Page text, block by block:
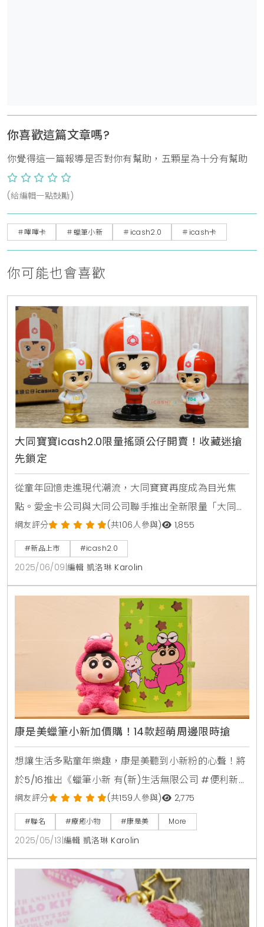
你喜歡這篇文章嗎?
你覺得這一篇報導是否對你有幫助，五顆星為十分有幫助
(給編輯一點鼓勵)
＃嗶嗶卡 ＃蠟筆小新 ＃icash2.0 ＃icash卡
你可能也會喜歡
大同寶寶icash2.0限量搖頭公仔開賣！收藏迷搶
先鎖定
從童年回憶走進現代潮流，大同寶寶再度成為目光焦
點。愛金卡公司與大同公司聯手推出全新限量「大同寶
寶搖頭公仔icash2.0」，承襲歷代icash2.0的高人氣與
收藏價值，這次更融入搖頭公仔設計，不只讓人憶起經
典紅白配色與招牌笑容，更讓整體氛圍多了幾分療癒
感。公仔頭部設計可隨碰搖動，搭配圓圓大眼與呆萌表
情，營造如同點頭打招呼般的親切互動，無論是放置辦
公桌上或是作為居家裝飾品，都是一款兼具實用性與情
網友評分 (共106人參與) 1,855
#新品上市 #icash2.0
2025/06/09 編輯 凱洛琳 Karolin
康是美蠟筆小新加價購！14款超萌周邊限時搶
想讓生活多點童年樂趣，康是美聽到小新粉的心聲！將
於5/16推出《蠟筆小新 有(新)生活無限公司 #便利新生
活》加價購活動第二波，14款超可愛新品從3C小物、通
勤神器到廚房好幫手，讓小新陪你上班下廚超有梗。5
月16日至6月19日，只要在康是美門市或eShop消費滿
388元，就能用149元到1,199元加購小新周邊，數量有
限賣完就沒有了，快來把小新的搗蛋魅力帶回家，開啟
充滿笑聲的每一天。3C萌物上桌：
網友評分 (共159人參與) 2,775
#聯名 #療癒小物 #康是美 More
2025/05/13 編輯 凱洛琳 Karolin